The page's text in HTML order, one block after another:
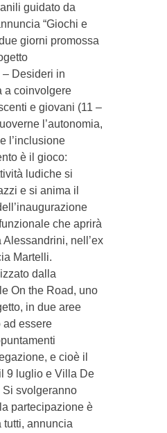
guidato da
“Giochi e
giorni promossa
– Desideri in
a coinvolgere
e giovani (11 –
l’autonomia,
l’inclusione
è il gioco:
ludiche si
e si anima il
che aprirà
nell’ex
Martelli.
dalla
On the Road, uno
in due aree
ad essere
e cioè il
9 luglio e Villa De
svolgeranno
partecipazione è
tutti, annuncia